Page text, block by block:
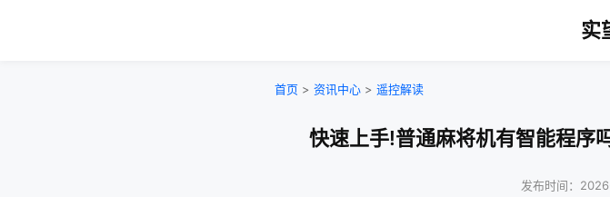
实
首页 > 资讯中心 > 遥控解读
快速上手!普通麻将机有智能程序
发布时间：